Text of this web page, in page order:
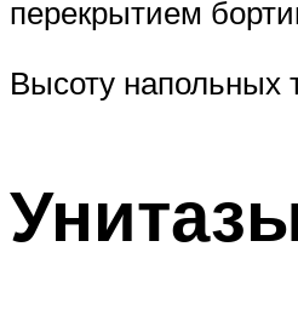
перекрытием
Высоту напольных